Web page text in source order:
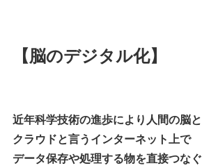
【脳のデジタル化】
近年科学技術の進歩により人間の脳と
クラウドと言うインターネット上で
データ保存や処理する物を直接つなぐ